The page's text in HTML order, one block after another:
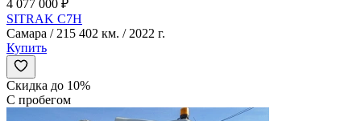
4 077 000 ₽
SITRAK C7H
Самара / 215 402 км. / 2022 г.
Купить
Скидка до 10%
С пробегом